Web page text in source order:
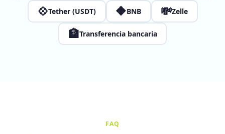
💠Tether (USDT) 🔶BNB 💸Zelle
🏦Transferencia bancaria
FAQ